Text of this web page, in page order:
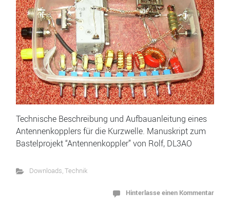
Technische Beschreibung und Aufbauanleitung eines
Antennenkopplers für die Kurzwelle. Manuskript zum
Bastelprojekt “Antennenkoppler” von Rolf, DL3AO
Downloads,Technik
Hinterlasse einen Kommentar